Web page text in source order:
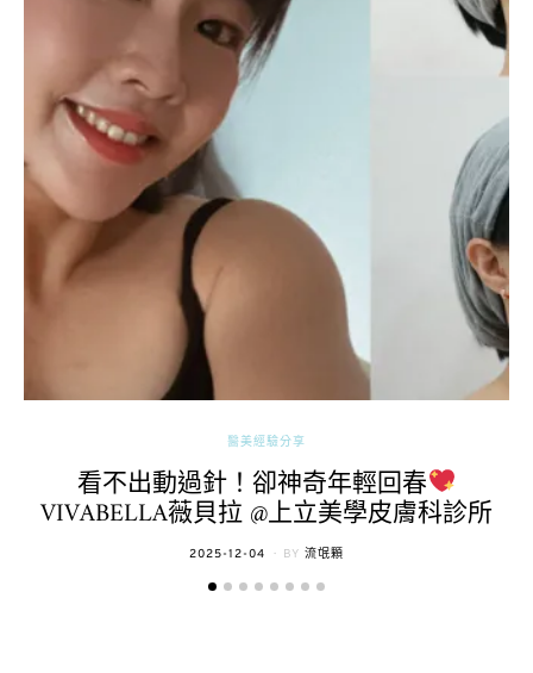
醫美經驗分享
看不出動過針！卻神奇年輕回春
VIVABELLA薇貝拉 @上立美學皮膚科診所
POSTED
2025-12-04 BY 流氓顆